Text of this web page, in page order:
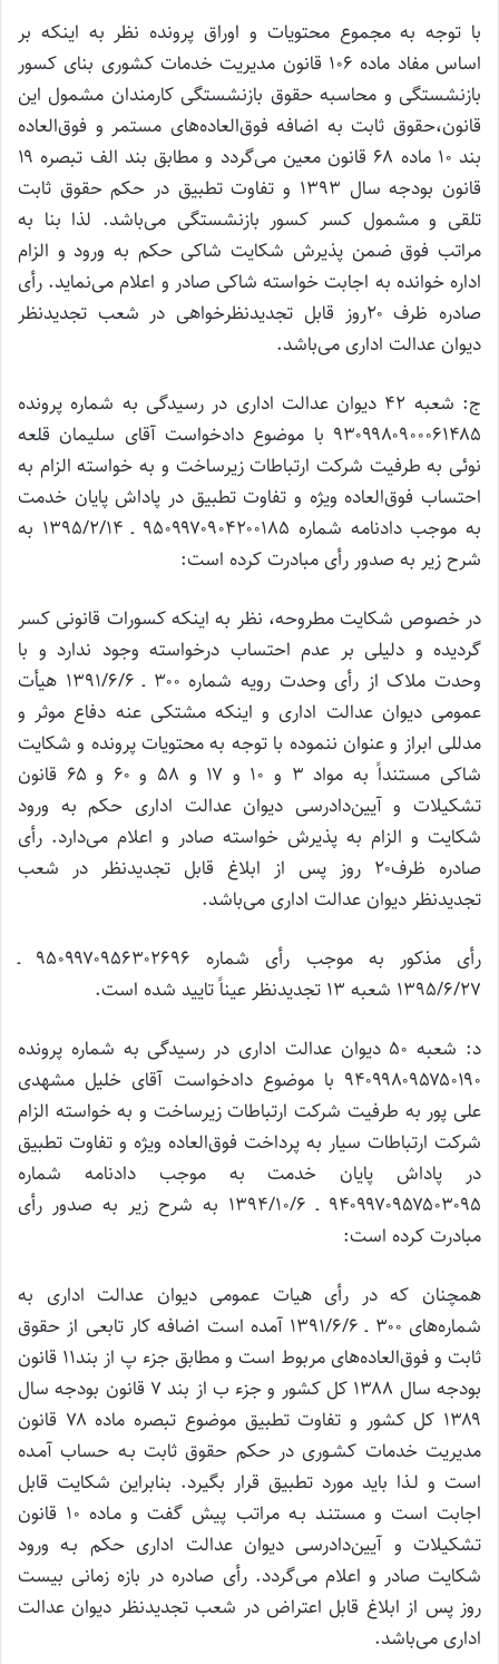
با توجه به مجموع محتویات و اوراق پرونده نظر به اینکه بر
اساس مفاد ماده ۱۰۶ قانون مدیریت خدمات کشوری بنای کسور
بازنشستگی و محاسبه حقوق بازنشستگی کارمندان مشمول این
قانون،حقوق ثابت به اضافه فوق‌العاده‌های مستمر و فوق‌العاده
بند ۱۰ ماده ۶۸ قانون معین می‌گردد و مطابق بند الف تبصره ۱۹
قانون بودجه سال ۱۳۹۳ و تفاوت تطبیق در حکم حقوق ثابت
تلقی و مشمول کسر کسور بازنشستگی می‌باشد. لذا بنا به
مراتب فوق ضمن پذیرش شکایت شاکی حکم به ورود و الزام
اداره خوانده به اجابت خواسته شاکی صادر و اعلام می‌نماید. رأی
صادره ظرف ۲۰روز قابل تجدیدنظرخواهی در شعب تجدیدنظر
دیوان عدالت اداری می‌باشد.
ج: شعبه ۴۲ دیوان عدالت اداری در رسیدگی به شماره پرونده
۹۳۰۹۹۸۰۹۰۰۰۶۱۴۸۵ با موضوع دادخواست آقای سلیمان قلعه
نوئی به طرفیت شرکت ارتباطات زیرساخت و به خواسته الزام به
احتساب فوق‌العاده ویژه و تفاوت تطبیق در پاداش پایان خدمت
به موجب دادنامه شماره ۹۵۰۹۹۷۰۹۰۴۲۰۰۱۸۵ ـ ۱۳۹۵/۲/۱۴ به
شرح زیر به صدور رأی مبادرت کرده است:
در خصوص شکایت مطروحه، نظر به اینکه کسورات قانونی کسر
گردیده و دلیلی بر عدم احتساب درخواسته وجود ندارد و با
وحدت ملاک از رأی وحدت رویه شماره ۳۰۰ ـ ۱۳۹۱/۶/۶ هیأت
عمومی دیوان عدالت اداری و اینکه مشتکی عنه دفاع موثر و
مدللی ابراز و عنوان ننموده با توجه به محتویات پرونده و شکایت
شاکی مستنداً به مواد ۳ و ۱۰ و ۱۷ و ۵۸ و ۶۰ و ۶۵ قانون
تشکیلات و آیین‌دادرسی دیوان عدالت اداری حکم به ورود
شکایت و الزام به پذیرش خواسته صادر و اعلام می‌دارد. رأی
صادره ظرف۲۰ روز پس از ابلاغ قابل تجدیدنظر در شعب
تجدیدنظر دیوان عدالت اداری می‌باشد.
رأی مذکور به موجب رأی شماره ۹۵۰۹۹۷۰۹۵۶۳۰۲۶۹۶ ـ
۱۳۹۵/۶/۲۷ شعبه ۱۳ تجدیدنظر عیناً تایید شده است.
د: شعبه ۵۰ دیوان عدالت اداری در رسیدگی به شماره پرونده
۹۴۰۹۹۸۰۹۵۷۵۰۱۹۰ با موضوع دادخواست آقای خلیل مشهدی
علی پور به طرفیت شرکت ارتباطات زیرساخت و به خواسته الزام
شرکت ارتباطات سیار به پرداخت فوق‌العاده ویژه و تفاوت تطبیق
در پاداش پایان خدمت به موجب دادنامه شماره
۹۴۰۹۹۷۰۹۵۷۵۰۳۰۹۵ ـ ۱۳۹۴/۱۰/۶ به شرح زیر به صدور رأی
مبادرت کرده است:
همچنان که در رأی هیات عمومی دیوان عدالت اداری به
شماره‌های ۳۰۰ ـ ۱۳۹۱/۶/۶ آمده است اضافه کار تابعی از حقوق
ثابت و فوق‌العاده‌های مربوط است و مطابق جزء پ از بند۱۱ قانون
بودجه سال ۱۳۸۸ کل کشور و جزء ب از بند ۷ قانون بودجه سال
۱۳۸۹ کل کشور و تفاوت تطبیق موضوع تبصره ماده ۷۸ قانون
مدیریت خدمات کشـوری در حکم حقوق ثابت بـه حساب آمـده
است و لـذا باید مورد تطبیق قرار بگیرد. بنابراین شکایت قابل
اجابت است و مستنـد بـه مراتب پیش گفت و مـاده ۱۰ قانون
تشکیلات و آیین‌دادرسی دیوان عدالت اداری حکم بـه ورود
شکایت صادر و اعلام می‌گردد. رأی صادره در بازه زمانی بیست
روز پس از ابلاغ قابل اعتراض در شعب تجدیدنظر دیوان عدالت
اداری می‌باشد.